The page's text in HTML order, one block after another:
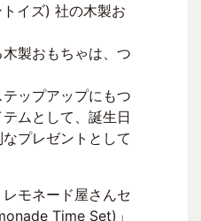
イズ) 社の木製お
製おもちゃは、つ
ップアップにもつ
ムとして、誕生日
プレゼントとして
レモネード屋さんセ
Time Set)」